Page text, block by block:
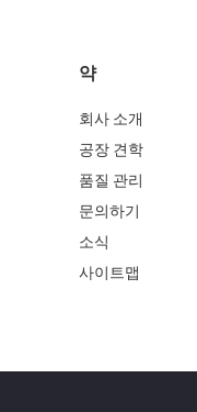
약
회사 소개
공장 견학
품질 관리
문의하기
소식
사이트맵